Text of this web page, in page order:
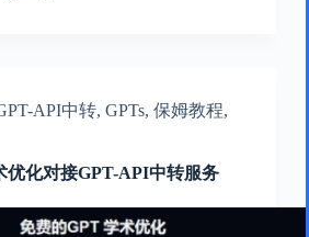
API中转, GPTs, 保姆教程,
优化对接GPT-API中转服务